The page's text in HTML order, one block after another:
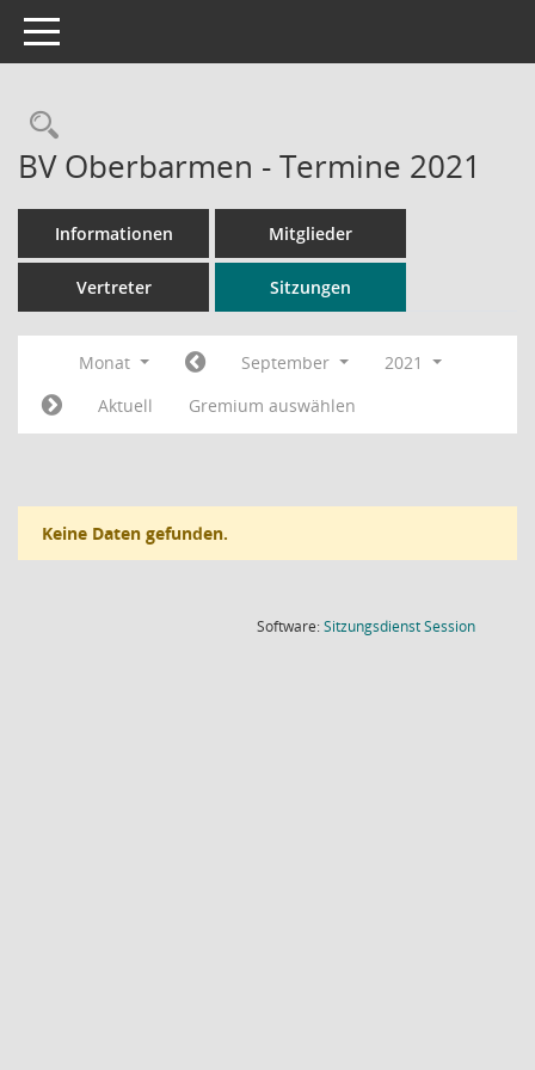
Toggle navigation
Rechercheauswahl
BV Oberbarmen - Termine 2021
Informationen Mitglieder
Vertreter Sitzungen
Monat September
2021
Aktuell
Gremium auswählen
Keine Daten gefunden.
Software:SitzungsdienstSession(Wird in